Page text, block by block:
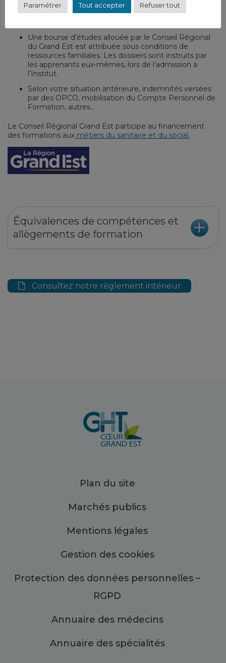
Tarifs des formations 2025-2026
Une bourse d’études allouée par le Conseil Régional
du Grand Est est attribuée sous conditions de
ressources familiales. Les dossiers sont instruits par
les apprenants eux-mêmes, lors de l’admission à
l’Institut.
Selon votre situation antérieure, indemnités versées
par des OPCO, mobilisation du Compte Personnel de
Formation, autres…
Le Conseil Régional Grand Est participe au financement
des formations aux métiers du sanitaire et du social.
Équivalences de compétences et
allègements de formation
Consultez notre règlement intérieur
Plan du site
Marchés publics
Mentions légales
Gestion des cookies
Protection des données personnelles –
RGPD
Annuaire des médecins
Annuaire des spécialités
Paramétrer Tout accepter Refuser tout